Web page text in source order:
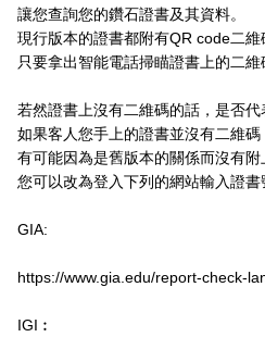
讓您查詢您的鑽石證書及其資料。
現行版本的證書都附有QR code二維
只要拿出智能電話掃瞄證書上的二維
若然證書上沒有二維碼的話，是否代
如果客人您手上的證書並沒有二維碼
有可能因為是舊版本的關係而沒有附
您可以改為登入下列的網站輸入證書
GIA:
https://www.gia.edu/report-check-
IGI︰